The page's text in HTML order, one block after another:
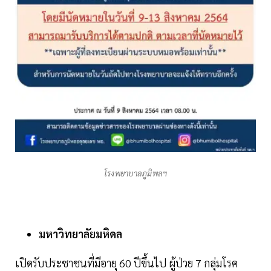
โรงพยาบาลภูมิพลฯ
มหาวิทยาลัยมหิดล
เปิดรับประชาชนที่มีอายุ 60 ปีขึ้นไป ผู้ป่วย 7 กลุ่มโรค